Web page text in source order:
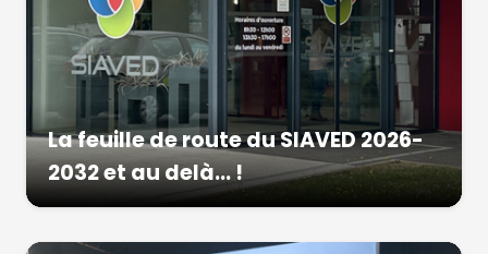
La feuille de route du SIAVED 2026-
2032 et au delà… !